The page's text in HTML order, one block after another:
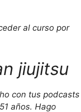
al curso por
jiujitsu
con tus podcasts
años. Hago